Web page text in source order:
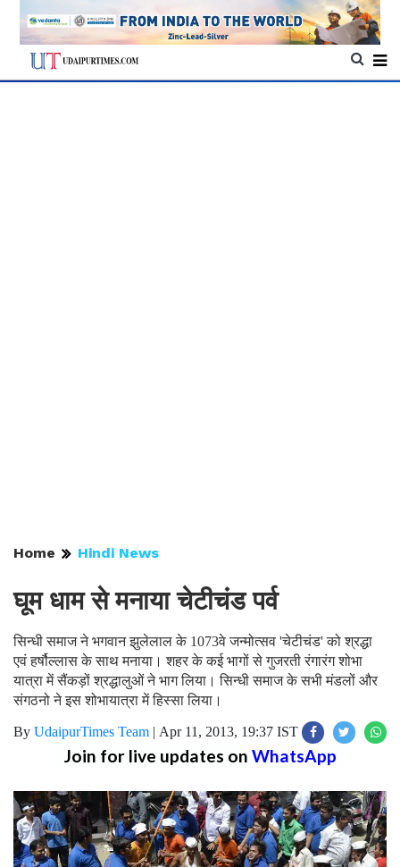
Home Hindi News
घूम धाम से मनाया चेटीचंड पर्व
सिन्धी समाज ने भगवान झुलेलाल के 1073वे जन्मोत्सव 'चेटीचंड' को श्रद्धा
एवं हर्षौल्लास के साथ मनाया। शहर के कई भागों से गुजरती रंगारंग शोभा
यात्रा में सैंकड़ों श्रद्धालुओं ने भाग लिया। सिन्धी समाज के सभी मंडलों और
संगठनो ने इस शोभायात्रा में हिस्सा लिया।
By UdaipurTimes Team | Apr 11, 2013, 19:37 IST
Join for live updates on WhatsApp